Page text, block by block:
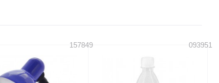
6080, 6101,
7205 cdma,...
157849 093951